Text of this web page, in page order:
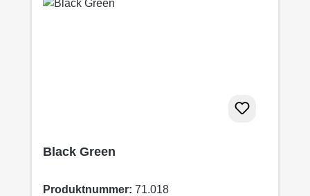
Black Green
Produktnummer: 71.018